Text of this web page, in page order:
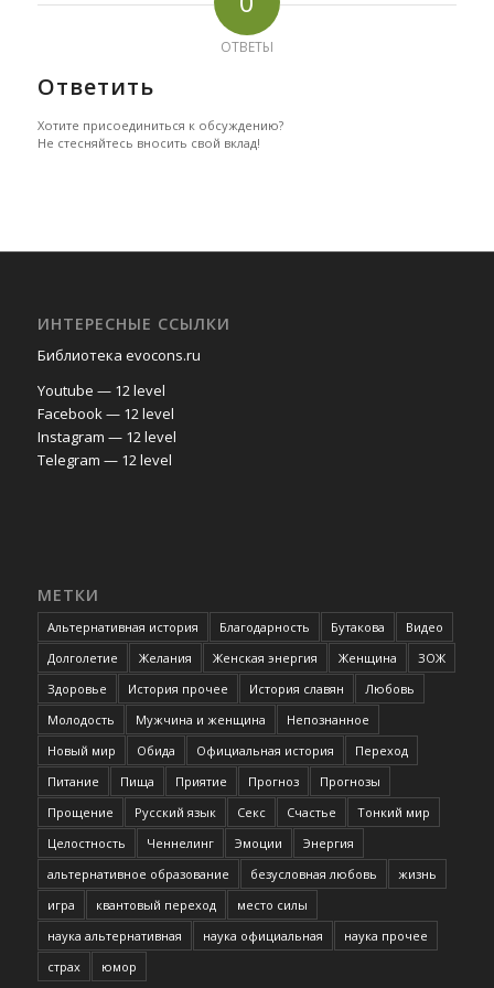
ОТВЕТЫ
Ответить
Хотите присоединиться к обсуждению?
Не стесняйтесь вносить свой вклад!
ИНТЕРЕСНЫЕ ССЫЛКИ
Библиотека evocons.ru
Youtube — 12 level
Facebook — 12 level
Instagram — 12 level
Telegram — 12 level
МЕТКИ
Альтернативная история Благодарность Бутакова
Видео
Долголетие
Желания Женская энергия Женщина
ЗОЖ
Здоровье
История прочее История славян
Любовь
Молодость
Мужчина и женщина
Непознанное
Новый мир
Обида Официальная история
Переход
Питание
Пища Приятие Прогноз
Прогнозы
Прощение
Русский язык Секс Счастье
Тонкий мир
Целостность
Ченнелинг Эмоции
Энергия
альтернативное образование
безусловная любовь
жизнь
игра
квантовый переход
место силы
наука альтернативная
наука официальная
наука прочее
страх
юмор